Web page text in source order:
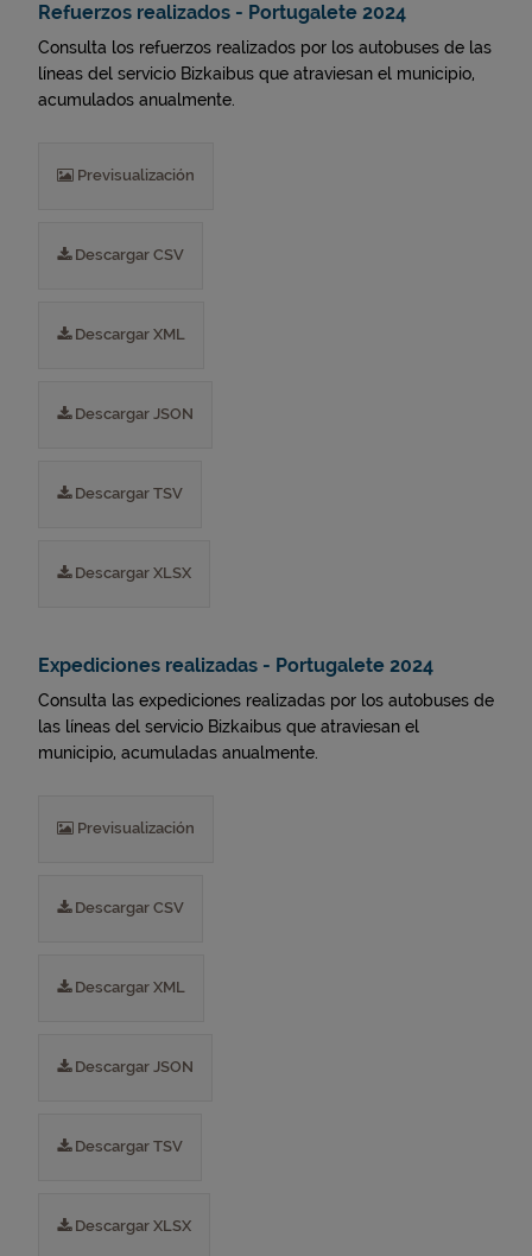
Refuerzos realizados - Portugalete 2024
Consulta los refuerzos realizados por los autobuses de las
líneas del servicio Bizkaibus que atraviesan el municipio,
acumulados anualmente.
Previsualización
Descargar CSV
Descargar XML
Descargar JSON
Descargar TSV
Descargar XLSX
Expediciones realizadas - Portugalete 2024
Consulta las expediciones realizadas por los autobuses de
las líneas del servicio Bizkaibus que atraviesan el
municipio, acumuladas anualmente.
Previsualización
Descargar CSV
Descargar XML
Descargar JSON
Descargar TSV
Descargar XLSX